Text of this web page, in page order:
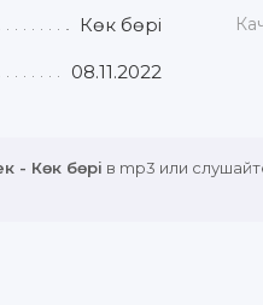
Көк бөрі
08.11.2022
- Көк бөрі в mp3 или